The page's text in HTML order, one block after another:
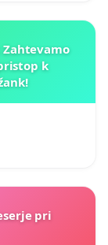
k
pri